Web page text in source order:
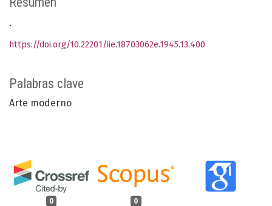
Palabras clave
Arte moderno
0 0
.
https://doi.org/10.22201/iie.18703062e.1945.13.400